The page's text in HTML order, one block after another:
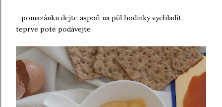
- pomazánku dejte aspoň na půl hodinky vychladit,
teprve poté podávejte